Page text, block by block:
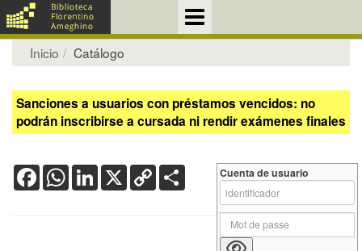
Inicio Catálogo
Sanciones a usuarios con préstamos vencidos: no
podrán inscribirse a cursada ni rendir exámenes finales
FacebookWhatsApp
LinkedIn
X Copy
Link
Cuenta de usuario